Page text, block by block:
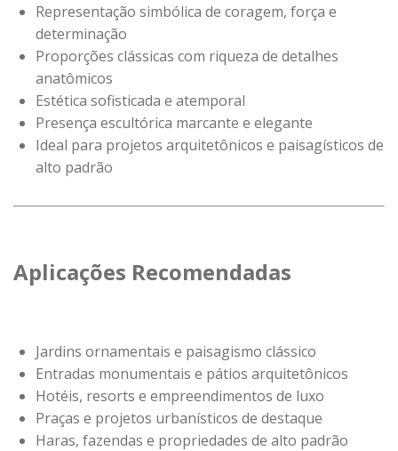
Representação simbólica de coragem, força e
determinação
Proporções clássicas com riqueza de detalhes
anatômicos
Estética sofisticada e atemporal
Presença escultórica marcante e elegante
Ideal para projetos arquitetônicos e paisagísticos de
alto padrão
Aplicações Recomendadas
Jardins ornamentais e paisagismo clássico
Entradas monumentais e pátios arquitetônicos
Hotéis, resorts e empreendimentos de luxo
Praças e projetos urbanísticos de destaque
Haras, fazendas e propriedades de alto padrão